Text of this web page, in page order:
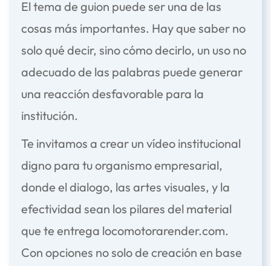
El tema de guion puede ser una de las
cosas más importantes. Hay que saber no
solo qué decir, sino cómo decirlo, un uso no
adecuado de las palabras puede generar
una reacción desfavorable para la
institución.
Te invitamos a crear un vídeo institucional
digno para tu organismo empresarial,
donde el dialogo, las artes visuales, y la
efectividad sean los pilares del material
que te entrega locomotorarender.com.
Con opciones no solo de creación en base